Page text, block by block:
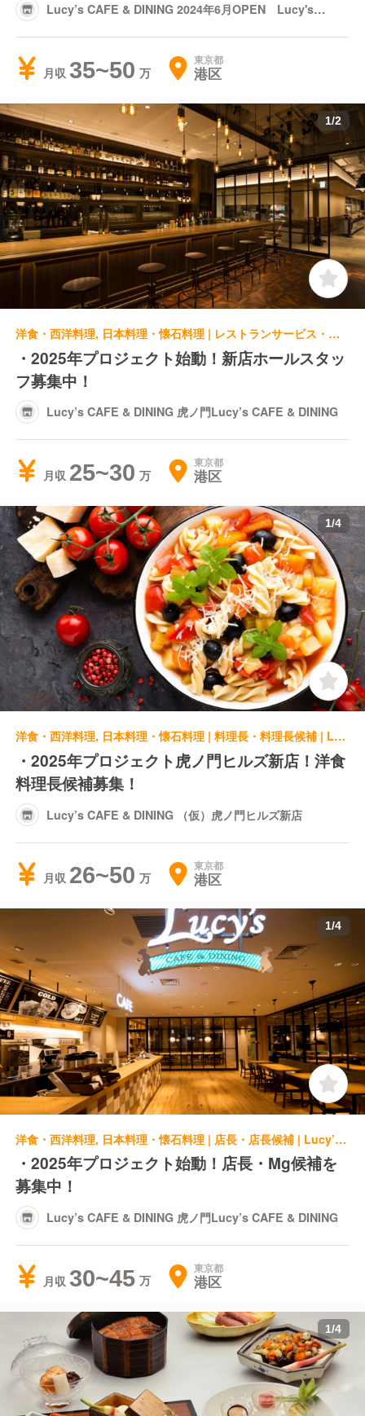
Lucy’s CAFE & DINING 2024年6月OPEN Lucy's
月収 35~50 東京都
港区
1/2
洋食・西洋料理, 日本料理・懐石料理 | レストランサービス・ホールスタッフ | Lucy’s CAFE & DINING 虎ノ門Lucy’s CAFE & DINING
・2025年プロジェクト始動！新店ホールスタッ
フ募集中！
Lucy’s CAFE & DINING 虎ノ門Lucy’s CAFE & DINING
月収 25~30 東京都
港区
1/4
洋食・西洋料理, 日本料理・懐石料理 | 料理長・料理長候補 | Lucy’s CAFE & DINING （仮）虎ノ門ヒルズ新店
・2025年プロジェクト虎ノ門ヒルズ新店！洋食
料理長候補募集！
Lucy’s CAFE & DINING （仮）虎ノ門ヒルズ新店
月収 26~50 東京都
港区
1/4
洋食・西洋料理, 日本料理・懐石料理 | 店長・店長候補 | Lucy’s CAFE & DINING 虎ノ門Lucy’s CAFE & DINING
・2025年プロジェクト始動！店長・Mg候補を
募集中！
Lucy’s CAFE & DINING 虎ノ門Lucy’s CAFE & DINING
月収 30~45 東京都
港区
1/4